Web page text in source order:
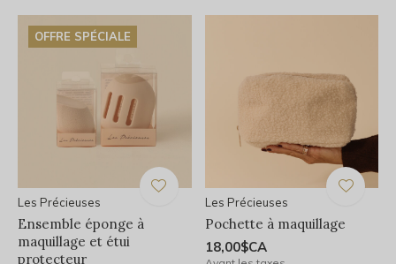
OFFRE SPÉCIALE
Les Précieuses
Ensemble éponge à
maquillage et étui
protecteur
Les Précieuses
Pochette à maquillage
18,00$CA